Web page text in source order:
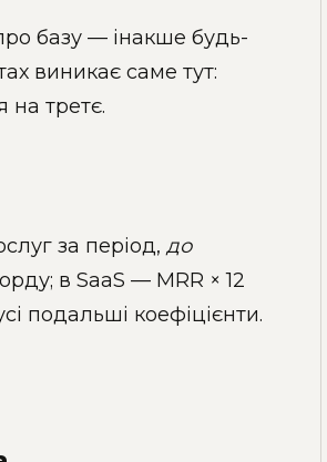
базу — інакше будь-
виникає саме тут:
на третє.
за період, до
в SaaS — MRR × 12
подальші коефіцієнти.